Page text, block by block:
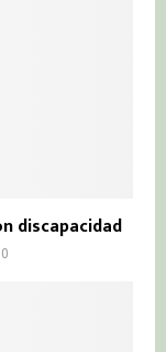
discapacidad
0